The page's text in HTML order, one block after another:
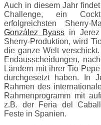
Auch in diesem Jahr
Challenge, ein
erfolgreichsten
González Byass in
Sherry-Produktion, wird
die ganze Welt
Endausscheidungen,
Ländern mit ihrer Tio
durchgesetzt haben. In
Rahmen des
Rahmenprogramm mit
z.B. der Feria del
Feste in Spanien.